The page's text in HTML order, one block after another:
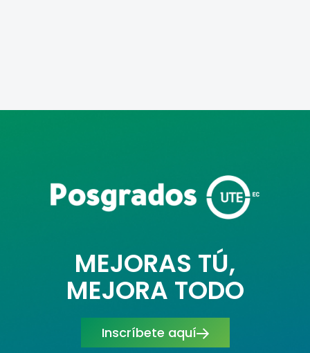
MEJORAS TÚ,
MEJORA TODO
Inscríbete aquí